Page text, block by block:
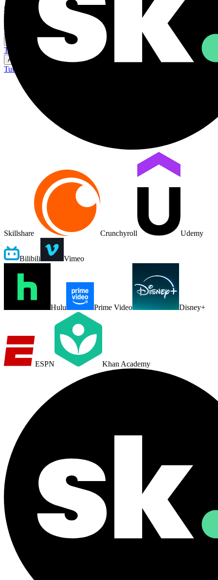
Accueil
Traducteur IA
Installer l'extension
Tarifs
Cas d'usage
Traduction de vidéos Traduction de réunions Traduction Steam
Aide
Tutoriel
Skillshare Crunchyroll Udemy
Bilibili Vimeo
Hulu Prime Video Disney+
ESPN Khan Academy